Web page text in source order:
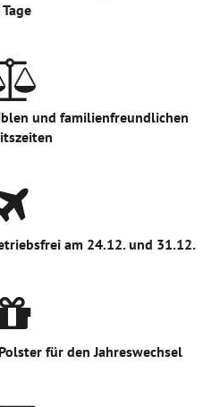
und familienfreundlichen
am 24.12. und 31.12.
für den Jahreswechsel